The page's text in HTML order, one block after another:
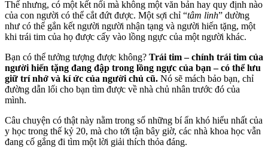
Thế nhưng, có một kết nối mà không một văn bản hay quy định nào
của con người có thể cắt đứt được. Một sợi chỉ “tâm linh” dường
như có thể gắn kết người người nhận tạng và người hiến tặng, một
khi trái tim của họ được cấy vào lồng ngực của một người khác.
Bạn có thể tưởng tượng được không? Trái tim – chính trái tim của
người hiến tặng đang đập trong lồng ngực của bạn – có thể lưu
giữ trí nhớ và kí ức của người chủ cũ. Nó sẽ mách bảo bạn, chỉ
đường dẫn lối cho bạn tìm được về nhà chủ nhân trước đó của
mình.
Câu chuyện có thật này nằm trong số những bí ẩn khó hiểu nhất của
y học trong thế kỷ 20, mà cho tới tận bây giờ, các nhà khoa học vẫn
đang cố gắng đi tìm một lời giải thích thỏa đáng.